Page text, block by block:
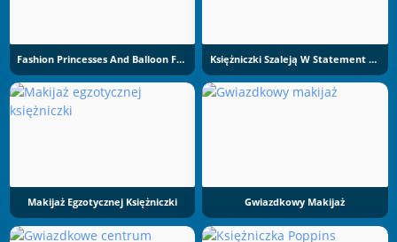
Fashion Princesses And Balloon Festival Księżniczki Szaleją W Statement Hills
Makijaż Egzotycznej Księżniczki Gwiazdkowy Makijaż